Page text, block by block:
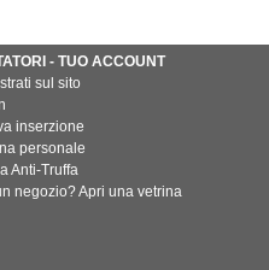
- TUO ACCOUNT
sul sito
inserzione
personale
Anti-Truffa
negozio? Apri una vetrina